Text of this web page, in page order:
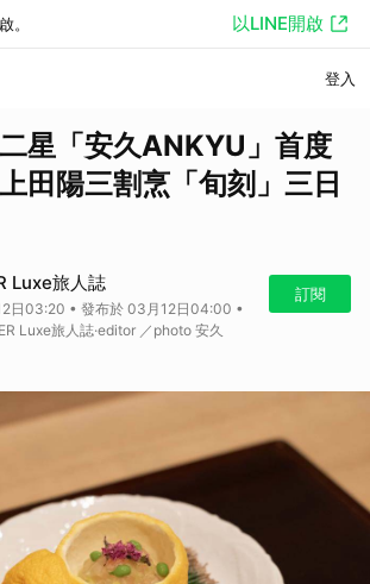
。 以LINE開啟
登入
星「安久ANKYU」首度
田陽三割烹「旬刻」三日
Luxe旅人誌
日03:20 • 發布於 03月12日04:00 •
Luxe旅人誌·editor ／photo 安久
訂閱